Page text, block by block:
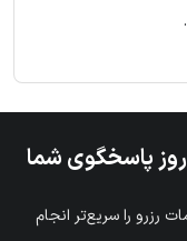
شبانه روز پاسخگوی شما
رزرو را سریع‌تر انجام